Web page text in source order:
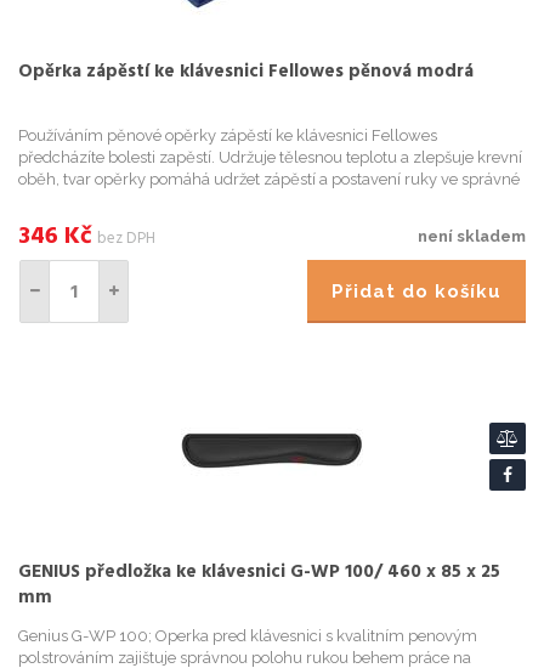
Opěrka zápěstí ke klávesnici Fellowes pěnová modrá
Používáním pěnové opěrky zápěstí ke klávesnici Fellowes
předcházíte bolesti zapěstí. Udržuje tělesnou teplotu a zlepšuje krevní
oběh, tvar opěrky pomáhá udržet zápěstí a postavení ruky ve správné
není skladem
346 Kč bez DPH
Přidat do košíku
GENIUS předložka ke klávesnici G-WP 100/ 460 x 85 x 25
mm
Genius G-WP 100; Operka pred klávesnici s kvalitním penovým
polstrováním zajištuje správnou polohu rukou behem práce na